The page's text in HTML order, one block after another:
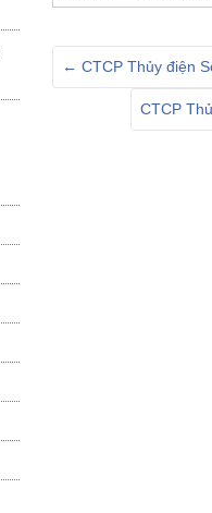
← CTCP Thủy điện
CTCP